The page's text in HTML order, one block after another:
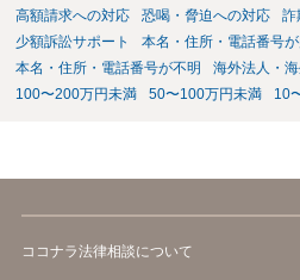
高額請求への対応
恐喝・脅迫への対応
詐
少額訴訟サポート
本名・住所・電話番号が
本名・住所・電話番号が不明
海外法人・
100〜200万円未満
50〜100万円未満 10
ココナラ法律相談について